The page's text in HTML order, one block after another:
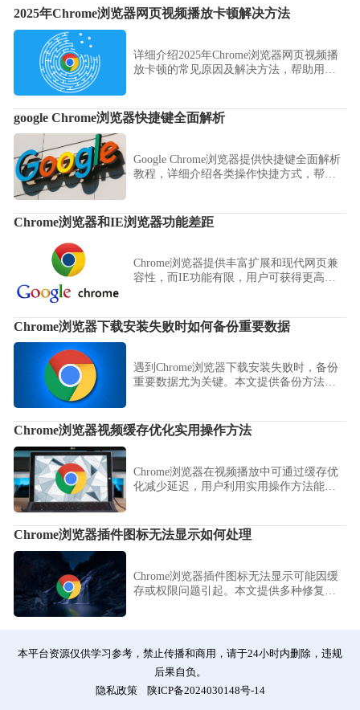
2025年Chrome浏览器网页视频播放卡顿解决方法
详细介绍2025年Chrome浏览器网页视频播
放卡顿的常见原因及解决方法，帮助用户
google Chrome浏览器快捷键全面解析
Google Chrome浏览器提供快捷键全面解析
教程，详细介绍各类操作快捷方式，帮助
Chrome浏览器和IE浏览器功能差距
Chrome浏览器提供丰富扩展和现代网页兼
容性，而IE功能有限，用户可获得更高效
Chrome浏览器下载安装失败时如何备份重要数据
遇到Chrome浏览器下载安装失败时，备份
重要数据尤为关键。本文提供备份方法和
Chrome浏览器视频缓存优化实用操作方法
Chrome浏览器在视频播放中可通过缓存优
化减少延迟，用户利用实用操作方法能提
Chrome浏览器插件图标无法显示如何处理
Chrome浏览器插件图标无法显示可能因缓
存或权限问题引起。本文提供多种修复方
本平台资源仅供学习参考，禁止传播和商用，请于24小时内删除，违规
后果自负。
隐私政策
陕ICP备2024030148号-14